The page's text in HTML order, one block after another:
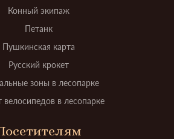
Конный экипаж
Петанк
Пушкинская карта
Русский крокет
зоны в лесопарке
велосипедов в лесопарке